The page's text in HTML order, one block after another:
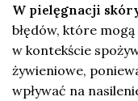
W pielęgnacji
błędów, które
w kontekście
żywieniowe,
wpływać na